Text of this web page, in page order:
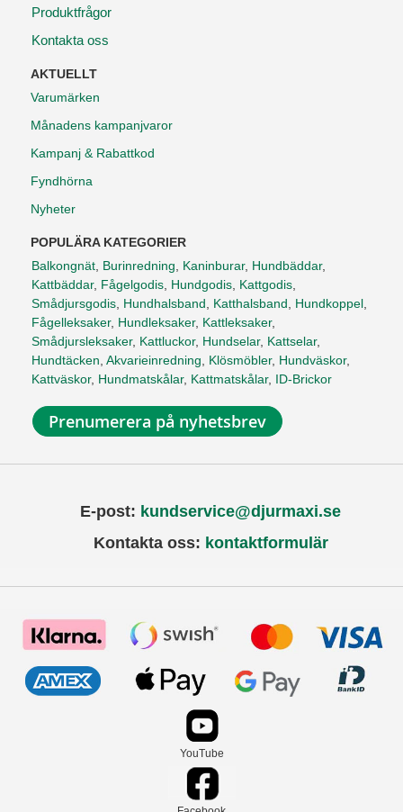
Produktfrågor
Kontakta oss
AKTUELLT
Varumärken
Månadens kampanjvaror
Kampanj & Rabattkod
Fyndhörna
Nyheter
POPULÄRA KATEGORIER
Balkongnät, Burinredning, Kaninburar, Hundbäddar,
Kattbäddar, Fågelgodis, Hundgodis, Kattgodis,
Smådjursgodis, Hundhalsband, Katthalsband, Hundkoppel,
Fågelleksaker, Hundleksaker, Kattleksaker,
Smådjursleksaker, Kattluckor, Hundselar, Kattselar,
Hundtäcken, Akvarieinredning, Klösmöbler, Hundväskor,
Kattväskor, Hundmatskålar, Kattmatskålar, ID-Brickor
Prenumerera på nyhetsbrev
E-post: kundservice@djurmaxi.se
Kontakta oss: kontaktformulär
YouTube